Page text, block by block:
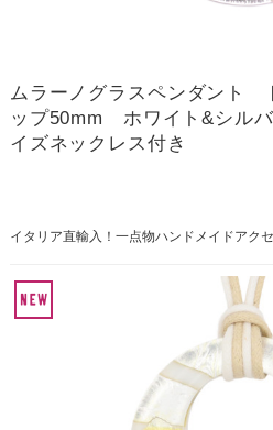
ムラーノグラスペンダント
ップ50mm ホワイト&シル
イズネックレス付き
イタリア直輸入！一点物ハンドメイドアク